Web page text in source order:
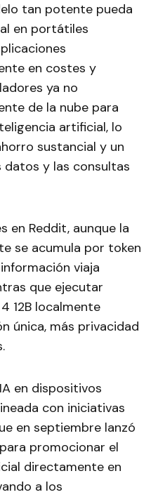
tan potente pueda
en portátiles
en costes y
ya no
de la nube para
artificial, lo
sustancial y un
y las consultas
en Reddit, aunque la
se acumula por token
viaja
que ejecutar
12B localmente
única, más privacidad
en dispositivos
con iniciativas
en septiembre lanzó
promocionar el
directamente en
a los